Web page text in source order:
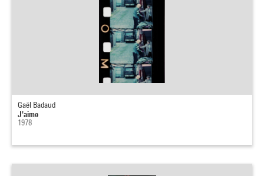
Gaël Badaud
J'aime
1978